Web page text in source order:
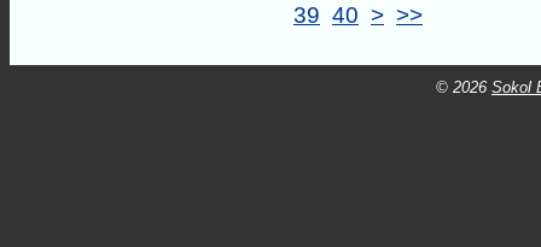
39 40 > >>
© 2026 Sokol